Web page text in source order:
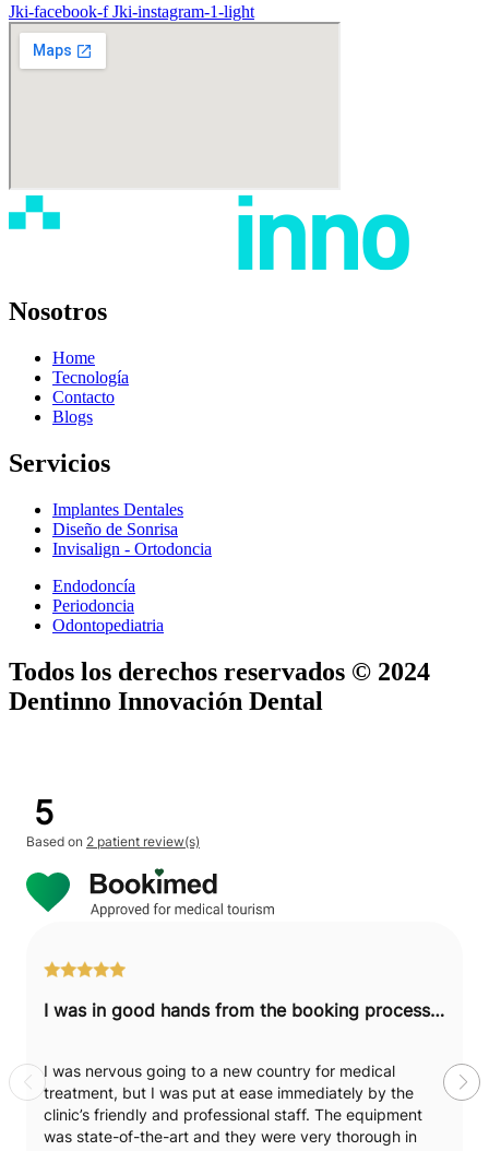
Jki-facebook-f Jki-instagram-1-light
Nosotros
Home
Tecnología
Contacto
Blogs
Servicios
Implantes Dentales
Diseño de Sonrisa
Invisalign - Ortodoncia
Endodoncía
Periodoncia
Odontopediatria
Todos los derechos reservados © 2024
Dentinno Innovación Dental
5
Based on 2 patient review(s)
I was in good hands from the booking process to post-surgery.
I was nervous going to a new country for medical
treatment, but I was put at ease immediately by the
clinic’s friendly and professional staff. The equipment
was state-of-the-art and they were very thorough in